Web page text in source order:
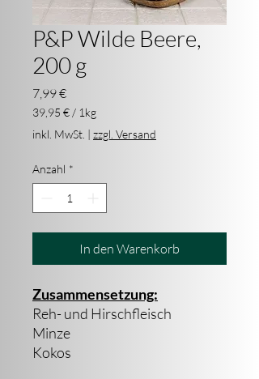
P&P Wilde Beere,
200 g
7,99 €Preis
39,95 € / 1kg
39,95 €
pro
Kilogramm
inkl. MwSt. | zzgl. Versand
Anzahl *
In den Warenkorb
Zusammensetzung:
Reh- und Hirschfleisch
Minze
Kokos